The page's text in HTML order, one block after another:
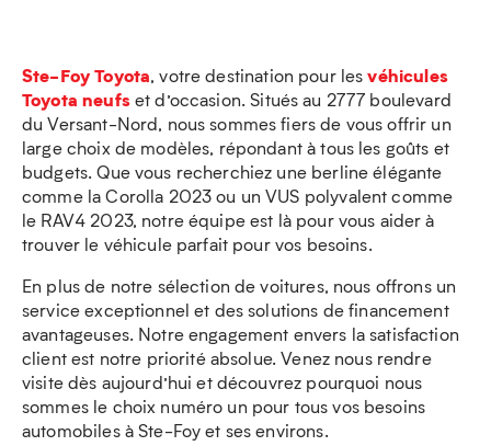
Ste-Foy Toyota, votre destination pour lesvéhicules
Toyota neufset d’occasion. Situés au 2777 boulevard
du Versant-Nord, nous sommes fiers de vous offrir un
large choix de modèles, répondant à tous les goûts et
budgets. Que vous recherchiez une berline élégante
comme la Corolla 2023 ou un VUS polyvalent comme
le RAV4 2023, notre équipe est là pour vous aider à
trouver le véhicule parfait pour vos besoins.
En plus de notre sélection de voitures, nous offrons un
service exceptionnel et des solutions de financement
avantageuses. Notre engagement envers la satisfaction
client est notre priorité absolue. Venez nous rendre
visite dès aujourd’hui et découvrez pourquoi nous
sommes le choix numéro un pour tous vos besoins
automobiles à Ste-Foy et ses environs.